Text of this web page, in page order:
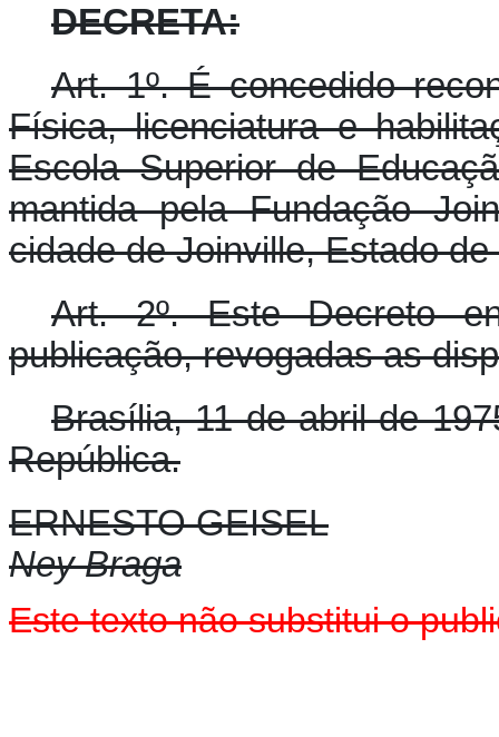
DECRETA:
Art. 1º. É concedido
Física, licenciatura e
Escola Superior de
mantida pela Fundação
cidade de Joinville, Estado
Art. 2º. Este Decreto
publicação, revogadas as
Brasília, 11 de abril de
República.
ERNESTO GEISEL
Ney Braga
Este texto não substitui o